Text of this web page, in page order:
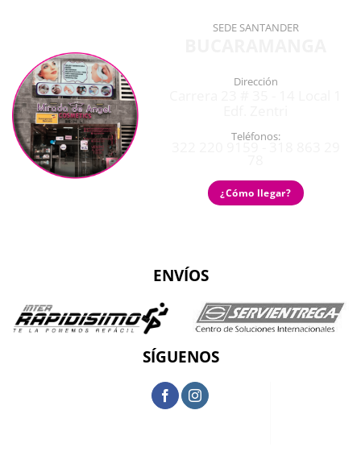
SEDE SANTANDER
Dirección
Teléfonos:
¿Cómo llegar?
ENVÍOS
SÍGUENOS